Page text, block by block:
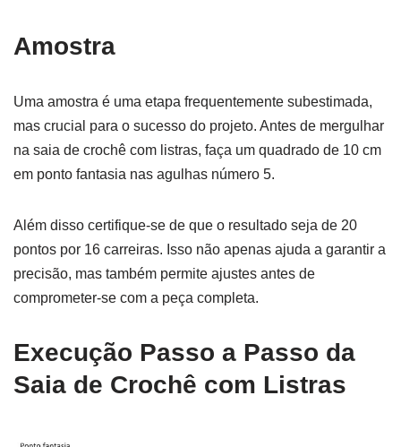
Amostra
Uma amostra é uma etapa frequentemente subestimada,
mas crucial para o sucesso do projeto. Antes de mergulhar
na saia de crochê com listras, faça um quadrado de 10 cm
em ponto fantasia nas agulhas número 5.
Além disso certifique-se de que o resultado seja de 20
pontos por 16 carreiras. Isso não apenas ajuda a garantir a
precisão, mas também permite ajustes antes de
comprometer-se com a peça completa.
Execução Passo a Passo da
Saia de Crochê com Listras